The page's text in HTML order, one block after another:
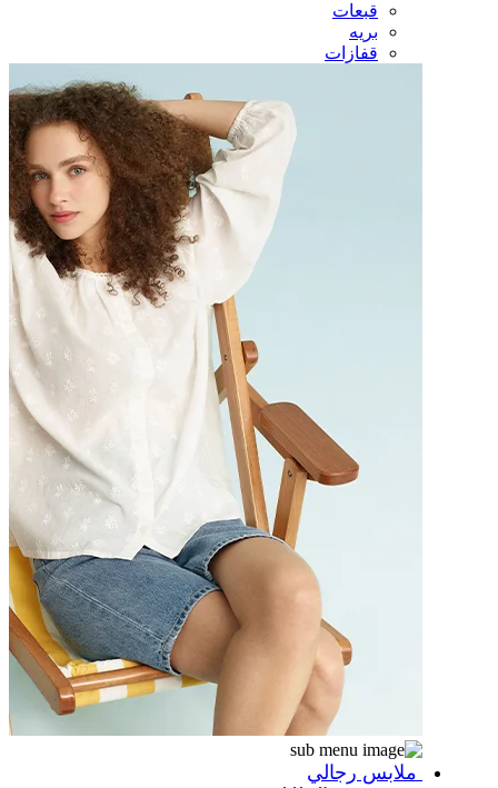
قبعات
بريه
قفازات
ملابس رجالي